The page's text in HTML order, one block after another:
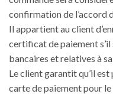
confirmation de l’accord
Il appartient au client
certificat de paiement
bancaires et relatives à
Le client garantit qu’il
carte de paiement pour